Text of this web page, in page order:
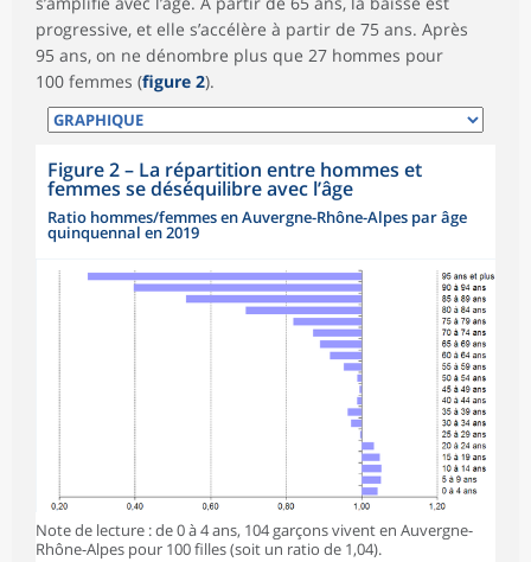
progressive, et elle s’accélère à partir de 75 ans. Après
95 ans, on ne dénombre plus que 27 hommes pour
100 femmes (figure 2).
Figure 2– La répartition entre hommes et
femmes se déséquilibre avec l’âge
Ratio hommes/femmes en Auvergne-Rhône-Alpes par âge
quinquennal en 2019
Note de lecture : de 0 à 4 ans, 104 garçons vivent en Auvergne-
Rhône-Alpes pour 100 filles (soit un ratio de 1,04).